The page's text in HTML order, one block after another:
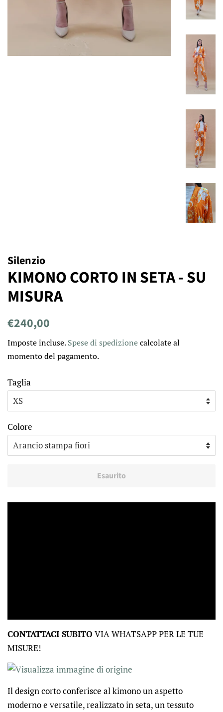
Silenzio
KIMONO CORTO IN SETA - SU
MISURA
Prezzo
listino
€240,00
Imposte incluse.Spese di spedizionecalcolate al
momento del pagamento.
Taglia
Colore
Esaurito
CONTATTACI SUBITOVIA WHATSAPP PER LE TUE
MISURE!
Il design corto conferisce al kimono un aspetto
moderno e versatile, realizzato in seta, un tessuto